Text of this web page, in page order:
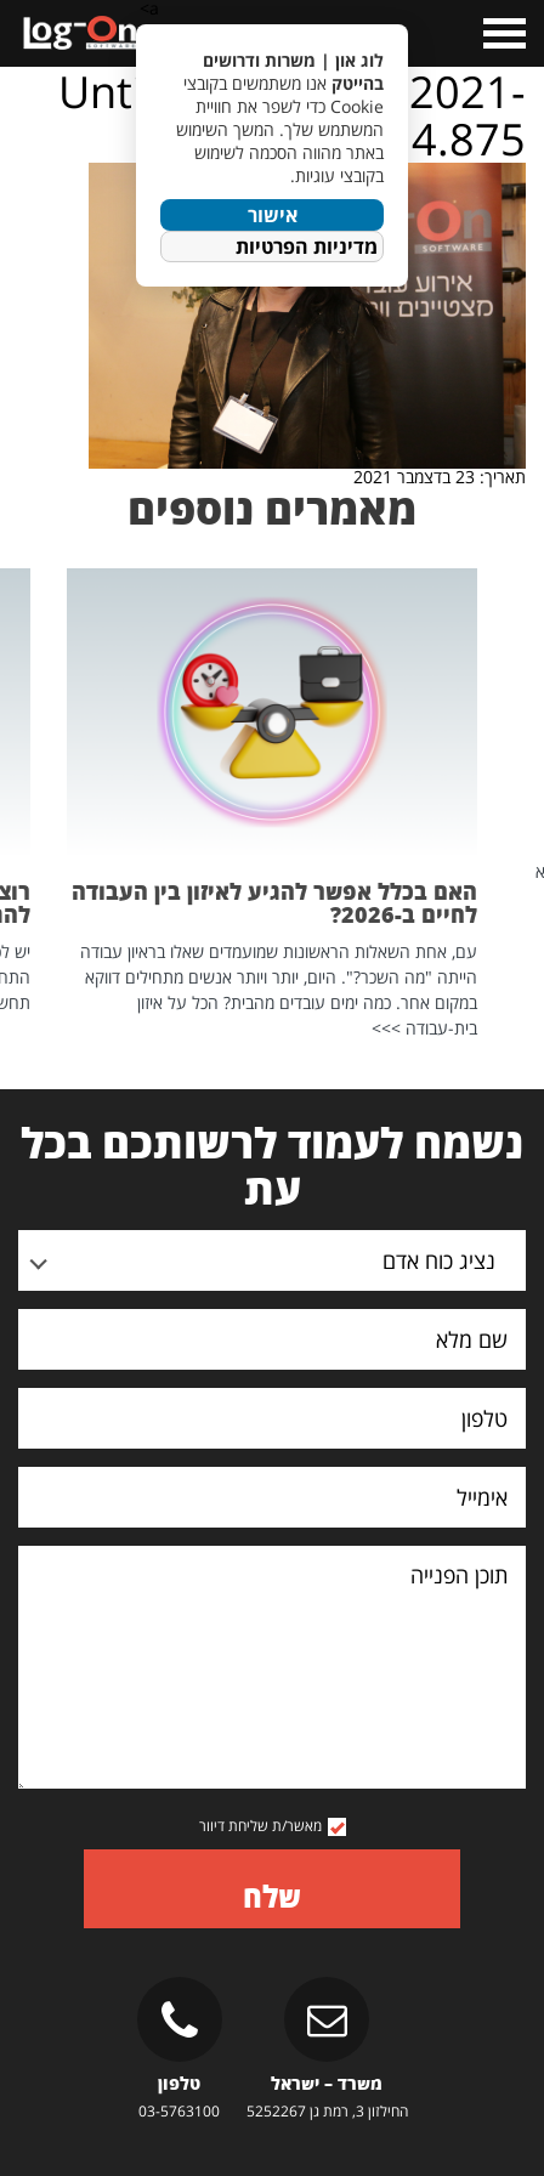
Menu
Untitled design – 2021-
12-23T123214.875
תאריך: 23 בדצמבר 2021
מאמרים נוספים
האם בכלל אפשר להגיע לאיזון בין העבודה
לחיים ב-2026?
עם, אחת השאלות הראשונות שמועמדים שאלו בראיון עבודה
הייתה "מה השכר?". היום, יותר ויותר אנשים מתחילים דווקא
במקום אחר. כמה ימים עובדים מהבית? הכל על איזון
בית-עבודה >>>
יש
נשמח לעמוד לרשותכם בכל
עת
נציג כוח אדם
תוכן
הפנייה
מאשר/ת שליחת דיוור
שלח
משרד – ישראל
החילזון 3, רמת גן 5252267
טלפון
03-5763100
לוג און | משרות ודרושים
בהייטק אנו משתמשים בקובצי
Cookie כדי לשפר את חוויית
המשתמש שלך. המשך השימוש
באתר מהווה הסכמה לשימוש
בקובצי עוגיות.
אישור
מדיניות הפרטיות